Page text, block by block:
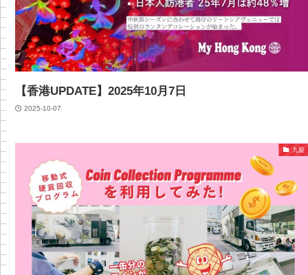
【香港UPDATE】2025年10月7日
2025-10-07
九龍